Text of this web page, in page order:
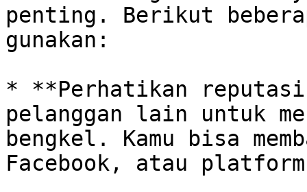
penting. Berikut
gunakan:
* **Perhatikan
pelanggan lain untuk
bengkel. Kamu bisa
Facebook, atau